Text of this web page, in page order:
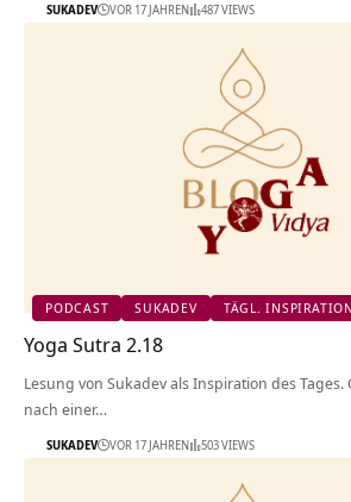
SUKADEV VOR 17 JAHREN 487 VIEWS
PODCAST SUKADEV TÄGL. INSPIRATION
Yoga Sutra 2.18
Lesung von Sukadev als Inspiration des Tages.
nach einer…
SUKADEV VOR 17 JAHREN 503 VIEWS